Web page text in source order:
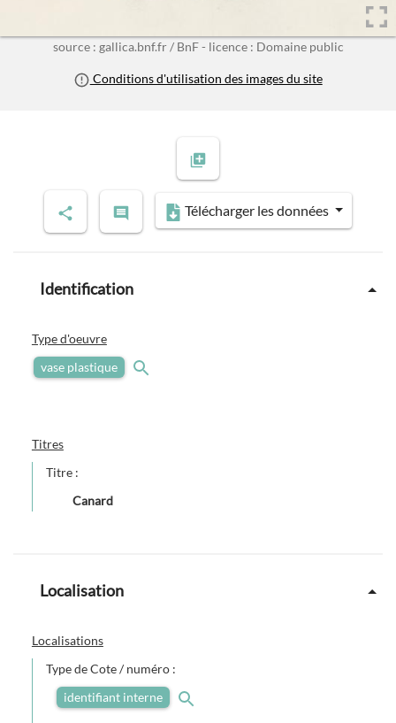
source : gallica.bnf.fr / BnF - licence : Domaine public
Conditions d'utilisation des images du site
Télécharger les données
Identification
Type d'oeuvre
vase plastique
Titres
Titre :
Canard
Localisation
Localisations
Type de Cote / numéro :
identifiant interne